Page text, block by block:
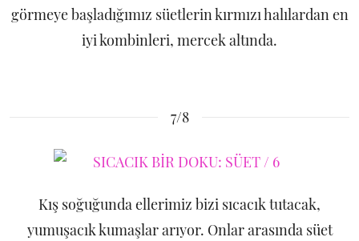
görmeye başladığımız süetlerin kırmızı halılardan en
iyi kombinleri, mercek altında.
7/8
Kış soğuğunda ellerimiz bizi sıcacık tutacak,
yumuşacık kumaşlar arıyor. Onlar arasında süet